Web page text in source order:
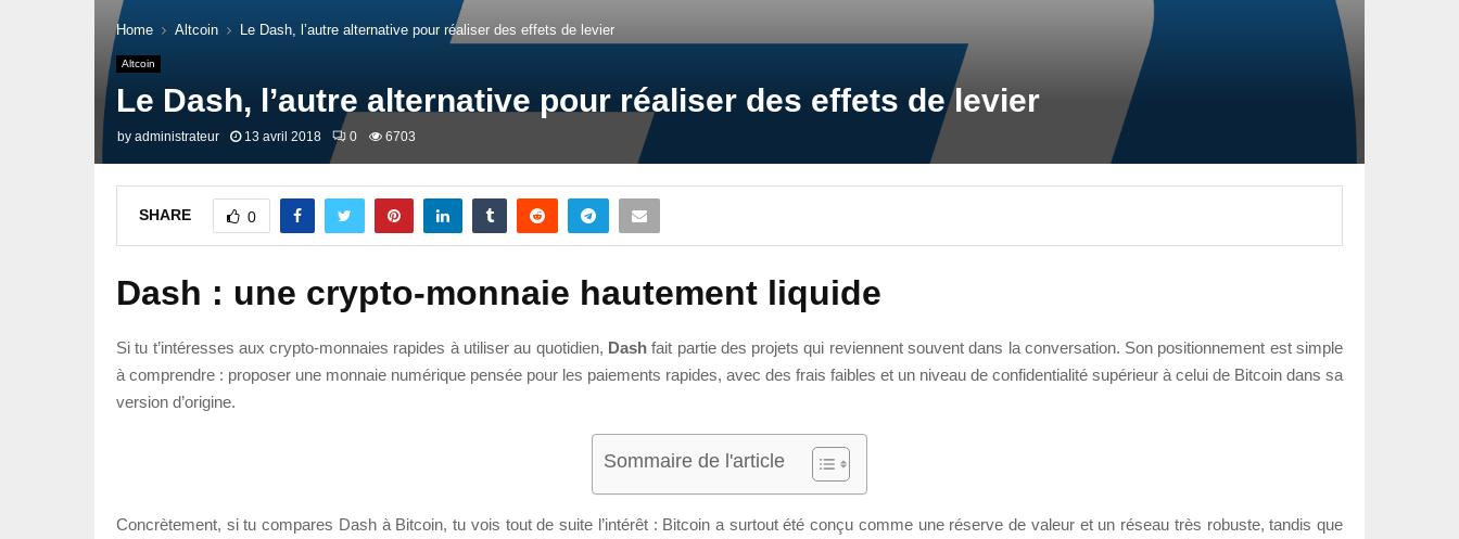
Home Altcoin Le Dash, l’autre alternative pour réaliser des effets de levier
Altcoin
Le Dash, l’autre alternative pour réaliser des effets de levier
by administrateur 13 avril 2018 0 6703
SHARE 0
Dash : une crypto-monnaie hautement liquide
Si tu t’intéresses aux crypto-monnaies rapides à utiliser au quotidien, Dashfait partie des projets qui reviennent souvent dans la conversation. Son positionnement est simple
à comprendre : proposer une monnaie numérique pensée pour les paiements rapides, avec des frais faibles et un niveau de confidentialité supérieur à celui de Bitcoin dans sa
version d’origine.
Sommaire de l'article
Concrètement, si tu compares Dash à Bitcoin, tu vois tout de suite l’intérêt : Bitcoin a surtout été conçu comme une réserve de valeur et un réseau très robuste, tandis que